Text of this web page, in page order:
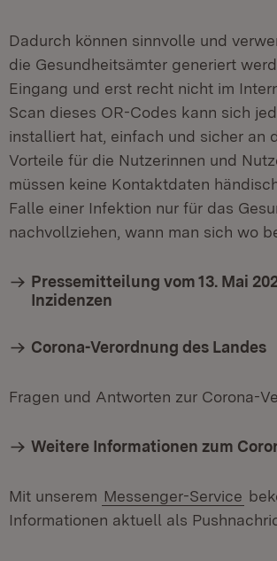
Dadurch können sinnvolle und
die Gesundheitsämter generiert
Eingang und erst recht nicht im
Scan dieses OR-Codes kann sich
installiert hat, einfach und sicher an
Vorteile für die Nutzerinnen und
müssen keine Kontaktdaten
Falle einer Infektion nur für das
nachvollziehen, wann man sich wo
Pressemitteilung vom 13. Mai
Inzidenzen
Corona-Verordnung des Landes
Fragen und Antworten zur Corona-
Weitere Informationen zum
Mit unserem Messenger-Service
Informationen aktuell als